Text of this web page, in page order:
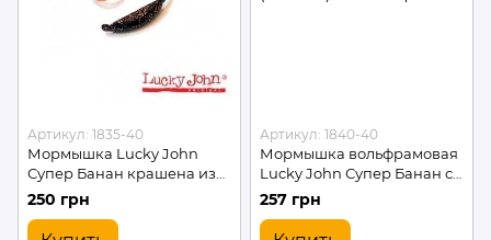
Артикул: 1835-40
Мормышка Lucky John
Супер Банан крашена из
петел. 3.5мм/0.7г/5шт (1835-
250 грн
Артикул: 1840-40
Мормышка вольфрамовая
Lucky John Супер Банан с
петелькой 4 мм. 0.85г
(1840-40)
257 грн